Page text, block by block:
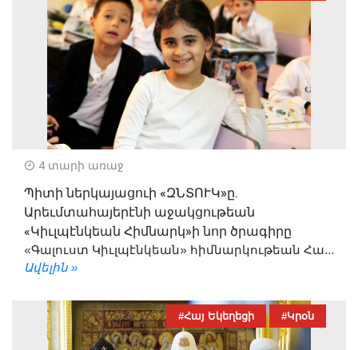
4 տարի առաջ
Պիտի ներկայացուի «ԶՆՏՈՒԿ»ը.
Արեւմտահայերէնի աջակցութեան
«Կիւլպէնկեան Հիմնարկ»ի նոր ծրագիրը
«Գալուստ Կիւլպէնկեան» հիմնարկութեան Հա...
Ավելին »
#Հայ Եկեղեցի #Կրօն